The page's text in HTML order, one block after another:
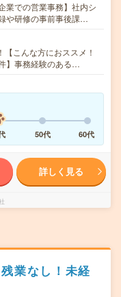
業での営業事務】社内シ
や研修の事前事後課…
こんな方におススメ！
】事務経験のある…
50代 60代
詳しく見る
業なし！未経